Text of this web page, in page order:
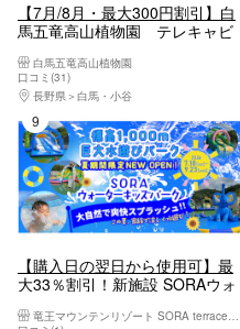
【7月/8月・最大300円割引】白
馬五竜高山植物園 テレキャビ
日フリー乗車）
白馬五竜高山植物園
口コミ(31)
長野県
白馬・小谷
9位
【購入日の翌日から使用可】最
大33％割引！新施設 SORAウォ
券